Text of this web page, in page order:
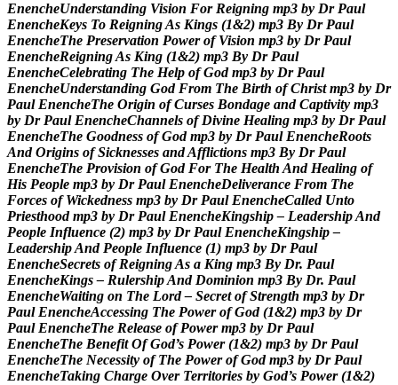
EnencheUnderstanding Vision For Reigning mp3 by Dr Paul
EnencheKeys To ReigningAs Kings (1&2) mp3 By Dr Paul
EnencheThe Preservation Power of Vision mp3 by Dr Paul
EnencheReigningAs King (1&2) mp3 By Dr Paul
EnencheCelebrating The Help of God mp3 by Dr Paul
EnencheUnderstanding God From The Birth of Christ mp3 by Dr
Paul EnencheThe Origin of Curses Bondage and Captivity mp3
by Dr Paul EnencheChannels of Divine Healing mp3 by Dr Paul
EnencheThe Goodness of God mp3 by Dr Paul EnencheRoots
And Origins of Sicknesses andAfflictions mp3 By Dr Paul
EnencheThe Provision of God For The Health And Healing of
His People mp3 by Dr Paul EnencheDeliverance From The
Forces of Wickedness mp3 by Dr Paul EnencheCalled Unto
Priesthood mp3 by Dr Paul EnencheKingship – LeadershipAnd
People Influence (2) mp3 by Dr Paul EnencheKingship –
LeadershipAnd People Influence (1) mp3 by Dr Paul
EnencheSecrets of ReigningAs a King mp3 By Dr. Paul
EnencheKings – RulershipAnd Dominion mp3 By Dr. Paul
EnencheWaiting on The Lord – Secret of Strength mp3 by Dr
Paul EnencheAccessing The Power of God (1&2) mp3 by Dr
Paul EnencheThe Release of Power mp3 by Dr Paul
EnencheThe Benefit Of God’s Power (1&2) mp3 by Dr Paul
EnencheThe Necessity of The Power of God mp3 by Dr Paul
EnencheTaking Charge Over Territories by God’s Power (1&2)